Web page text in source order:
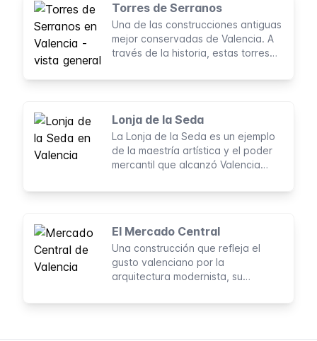
Torres de Serranos
Una de las construcciones antiguas
mejor conservadas de Valencia. A
través de la historia, estas torres
puerta de defensa, prisión y
Media.
Lonja de la Seda
La Lonja de la Seda es un ejemplo
de la maestría artística y el poder
mercantil que alcanzó Valencia
El Mercado Central
Una construcción que refleja el
gusto valenciano por la
arquitectura modernista, su
agrícola y comercial.